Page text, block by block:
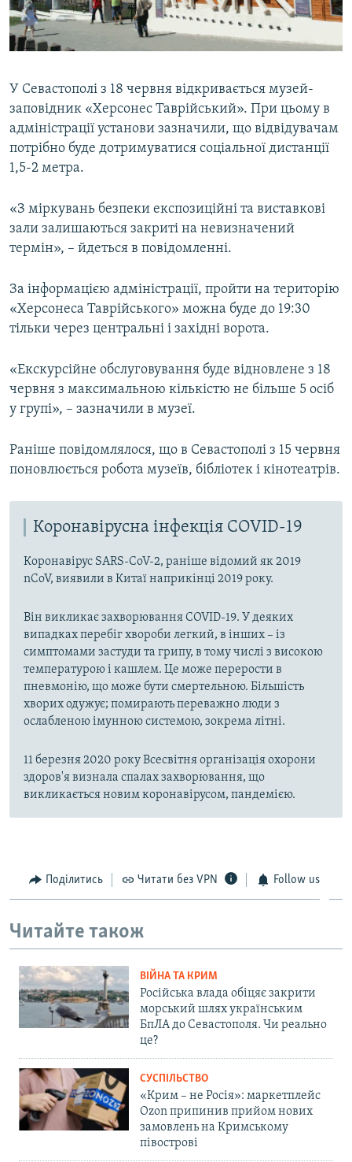
ВІДЕОУРОКИ «ELIFBE»
СВІДЧЕННЯ ОКУПАЦІЇ
Русский
Qırımtatar
Усі сайти RFE/RL
У Севастополі з 18 червня відкривається музей-
заповідник «Херсонес Таврійський». При цьому в
адміністрації установи зазначили, що відвідувачам
потрібно буде дотримуватися соціальної дистанції
1,5-2 метра.
«З міркувань безпеки експозиційні та виставкові
зали залишаються закриті на невизначений
термін», – йдеться в повідомленні.
За інформацією адміністрації, пройти на територію
«Херсонеса Таврійського» можна буде до 19:30
тільки через центральні і західні ворота.
«Екскурсійне обслуговування буде відновлене з 18
червня з максимальною кількістю не більше 5 осіб
у групі», – зазначили в музеї.
Раніше повідомлялося, що в Севастополі з 15 червня
поновлюється робота музеїв, бібліотек і кінотеатрів.
Коронавірусна інфекція COVID-19
Коронавірус SARS-CoV-2, раніше відомий як 2019
nCoV, виявили в Китаї наприкінці 2019 року.
Він викликає захворювання COVID-19. У деяких
випадках перебіг хвороби легкий, в інших – із
симптомами застуди та грипу, в тому числі з високою
температурою і кашлем. Це може перерости в
пневмонію, що може бути смертельною. Більшість
хворих одужує; помирають переважно люди з
ослабленою імунною системою, зокрема літні.
11 березня 2020 року Всесвітня організація охорони
здоров'я визнала спалах захворювання, що
викликається новим коронавірусом, пандемією.
Поділитись Читати без VPN Follow us
Читайте також
ВІЙНА ТА КРИМ
Російська влада обіцяє закрити
морський шлях українським
БпЛА до Севастополя. Чи реально
це?
СУСПІЛЬСТВО
«Крим – не Росія»: маркетплейс
Ozon припинив прийом нових
замовлень на Кримському
півострові